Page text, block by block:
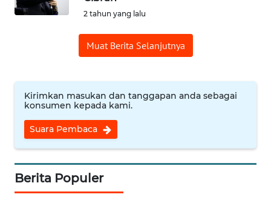
2 tahun yang lalu
Muat Berita Selanjutnya
Kirimkan masukan dan tanggapan anda sebagai
konsumen kepada kami.
Suara Pembaca
Berita Populer
WN
CIREBON
WN
INDRAMAYU